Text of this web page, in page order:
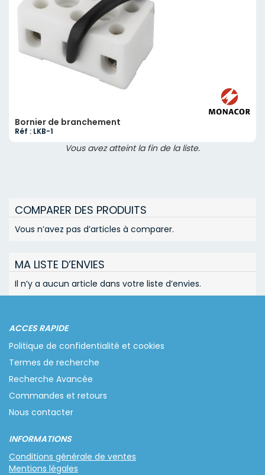
Bornier de branchement
Réf : LKB-1
Vous avez atteint la fin de la liste.
COMPARER DES PRODUITS
Vous n’avez pas d’articles à comparer.
MA LISTE D’ENVIES
Il n’y a aucun article dans votre liste d’envies.
ACCES RAPIDE
Politique de confidentialité et cookies
Termes de recherche
Recherche Avancée
Commandes et retours
Nous contacter
INFORMATIONS
Conditions générale de ventes
Mentions légales